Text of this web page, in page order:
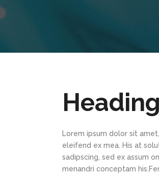
Lorem ipsum dolor sit
eleifend ex mea. His at
sadipscing, sed ex assum
menandri conceptam